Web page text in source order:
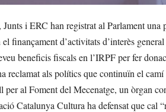
i ERC han registrat al Parlament
finançament d’activitats d’interès
beneficis fiscals en l’IRPF per fer
reclamat als polítics que continuïn el
al Foment del Mecenatge, un òrgan
Catalunya Cultura ha defensat que cal